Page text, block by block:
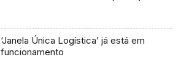
‘Janela Única Logística’ já está em
funcionamento